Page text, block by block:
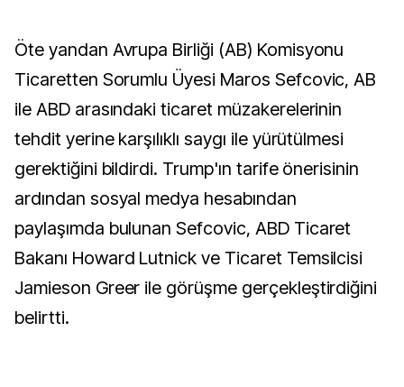
Öte yandan Avrupa Birliği (AB) Komisyonu
Ticaretten Sorumlu Üyesi Maros Sefcovic, AB
ile ABD arasındaki ticaret müzakerelerinin
tehdit yerine karşılıklı saygı ile yürütülmesi
gerektiğini bildirdi. Trump'ın tarife önerisinin
ardından sosyal medya hesabından
paylaşımda bulunan Sefcovic, ABD Ticaret
Bakanı Howard Lutnick ve Ticaret Temsilcisi
Jamieson Greer ile görüşme gerçekleştirdiğini
belirtti.